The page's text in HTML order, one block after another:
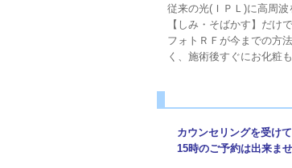
従来の光(ＩＰＬ)に高周
【しみ・そばかす】だけ
フォトＲＦが今までの方
く、施術後すぐにお化粧
カウンセリングを受け
15時のご予約は出来ませ